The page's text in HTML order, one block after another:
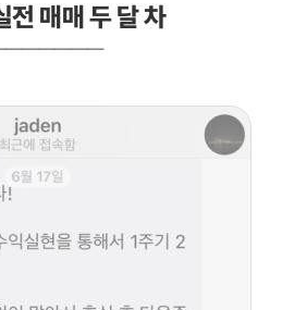
매매 두 달 차